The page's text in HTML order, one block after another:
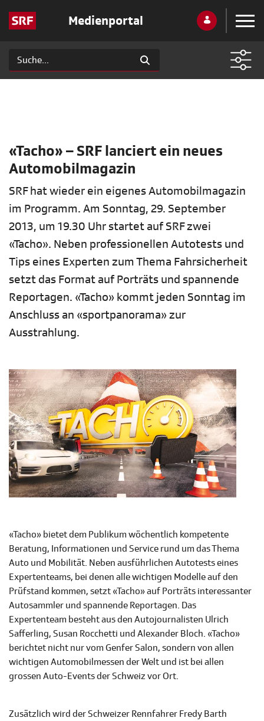
Medienportal
«Tacho» – SRF lanciert ein neues
Automobilmagazin
SRF hat wieder ein eigenes Automobilmagazin
im Programm. Am Sonntag, 29. September
2013, um 19.30 Uhr startet auf SRF zwei
«Tacho». Neben professionellen Autotests und
Tips eines Experten zum Thema Fahrsicherheit
setzt das Format auf Porträts und spannende
Reportagen. «Tacho» kommt jeden Sonntag im
Anschluss an «sportpanorama» zur
Ausstrahlung.
«Tacho» bietet dem Publikum wöchentlich kompetente
Beratung, Informationen und Service rund um das Thema
Auto und Mobilität. Neben ausführlichen Autotests eines
Expertenteams, bei denen alle wichtigen Modelle auf den
Prüfstand kommen, setzt «Tacho» auf Porträts interessanter
Autosammler und spannende Reportagen. Das
Expertenteam besteht aus den Autojournalisten Ulrich
Safferling, Susan Rocchetti und Alexander Bloch. «Tacho»
berichtet nicht nur vom Genfer Salon, sondern von allen
wichtigen Automobilmessen der Welt und ist bei allen
grossen Auto-Events der Schweiz vor Ort.
Zusätzlich wird der Schweizer Rennfahrer Fredy Barth